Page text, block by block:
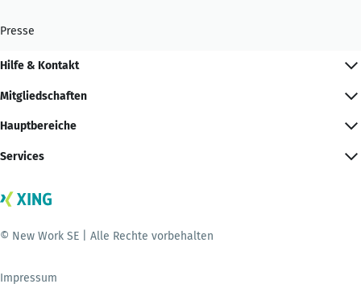
Presse
Hilfe & Kontakt
Mitgliedschaften
Hauptbereiche
Services
© New Work SE | Alle Rechte vorbehalten
Impressum